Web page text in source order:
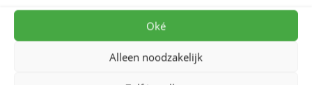
Oké
Alleen noodzakelijk
Prijzen